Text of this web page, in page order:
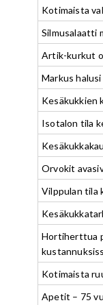
Kotimaista
Silmusalaatti
Artik-kurkut
Markus
Kesäkukkien
Isotalon tila
Orvokit
Vilppulan tila
Hortiherttua
Kotimaista
Apetit – 75